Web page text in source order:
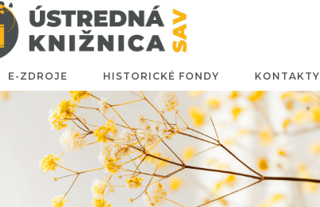
E-ZDROJE HISTORICKÉ FONDY KONTAKTY